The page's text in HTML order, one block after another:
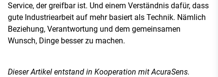
Service, der greifbar ist. Und einem Verständnis dafür, dass
gute Industriearbeit auf mehr basiert als Technik. Nämlich
Beziehung, Verantwortung und dem gemeinsamen
Wunsch, Dinge besser zu machen.
Dieser Artikel entstand in Kooperation mit AcuraSens.